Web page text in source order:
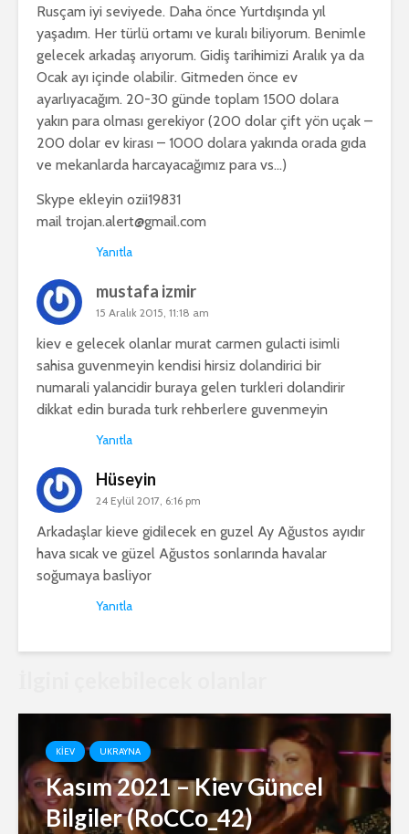
Rusçam iyi seviyede. Daha önce Yurtdışında yıl
yaşadım. Her türlü ortamı ve kuralı biliyorum. Benimle
gelecek arkadaş arıyorum. Gidiş tarihimizi Aralık ya da
Ocak ayı içinde olabilir. Gitmeden önce ev
ayarlıyacağım. 20-30 günde toplam 1500 dolara
yakın para olması gerekiyor (200 dolar çift yön uçak –
200 dolar ev kirası – 1000 dolara yakında orada gıda
ve mekanlarda harcayacağımız para vs…)
Skype ekleyin ozii19831
mail trojan.alert@gmail.com
Yanıtla
mustafa izmir
15 Aralık 2015, 11:18 am
kiev e gelecek olanlar murat carmen gulacti isimli
sahisa guvenmeyin kendisi hirsiz dolandirici bir
numarali yalancidir buraya gelen turkleri dolandirir
dikkat edin burada turk rehberlere guvenmeyin
Yanıtla
Hüseyin
24 Eylül 2017, 6:16 pm
Arkadaşlar kieve gidilecek en guzel Ay Ağustos ayıdır
hava sıcak ve güzel Ağustos sonlarında havalar
soğumaya basliyor
Yanıtla
KIEV UKRAYNA
Kasım 2021 – Kiev Güncel
Bilgiler (RoCCo_42)